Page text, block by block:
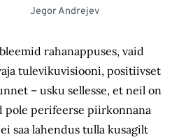
Jegor Andrejev
rahanappuses, vaid
tuleviku­visiooni, positiivset
– usku sellesse, et neil on
pole perifeerse piirkonnana
saa lahendus tulla kusagilt